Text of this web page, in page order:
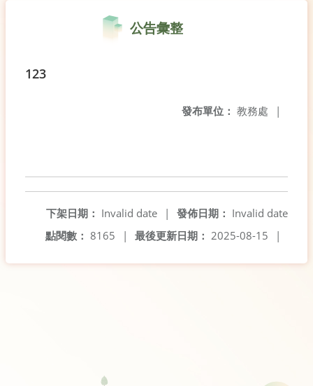
公告彙整
123
發布單位： 教務處 |
發佈日期： Invalid date
下架日期： Invalid date
|
最後更新日期： 2025-08-15 |
點閱數： 8165 |